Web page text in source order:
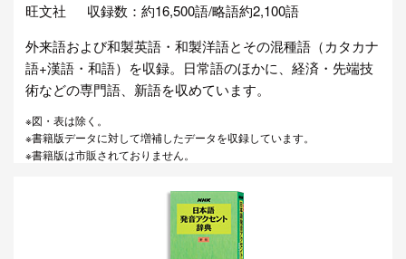
旺文社
収録数：約16,500語/略語約2,100語
外来語および和製英語・和製洋語とその混種語（カタカナ
語+漢語・和語）を収録。日常語のほかに、経済・先端技
術などの専門語、新語を収めています。
※図・表は除く。
※書籍版データに対して増補したデータを収録しています。
※書籍版は市販されておりません。